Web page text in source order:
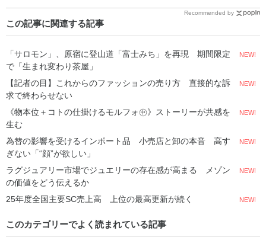
Recommended by
この記事に関連する記事
「サロモン」、原宿に登山道「富士みち」を再現 期間限定
で「生まれ変わり茶屋」
NEW!
【記者の目】これからのファッションの売り方 直接的な訴
求で終わらせない
NEW!
《物本位＋コトの仕掛けるモルフォ㊥》ストーリーが共感を
生む
NEW!
為替の影響を受けるインポート品 小売店と卸の本音 高す
ぎない「“顔”が欲しい」
NEW!
ラグジュアリー市場でジュエリーの存在感が高まる メゾン
の価値をどう伝えるか
NEW!
25年度全国主要SC売上高 上位の最高更新が続く NEW!
このカテゴリーでよく読まれている記事